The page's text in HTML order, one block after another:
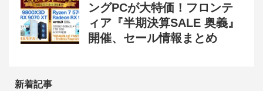
ングPCが大特価！フロンテ
ィア『半期決算SALE 奥義』
開催、セール情報まとめ
新着記事